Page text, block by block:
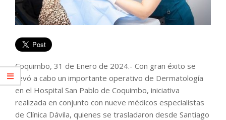
Coquimbo, 31 de Enero de 2024.- Con gran éxito se
llevó a cabo un importante operativo de Dermatología
en el Hospital San Pablo de Coquimbo, iniciativa
realizada en conjunto con nueve médicos especialistas
de Clínica Dávila, quienes se trasladaron desde Santiago